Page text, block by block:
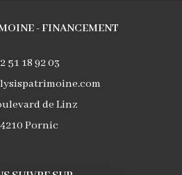
- FINANCEMENT
51 18 92 03
de Linz
Pornic